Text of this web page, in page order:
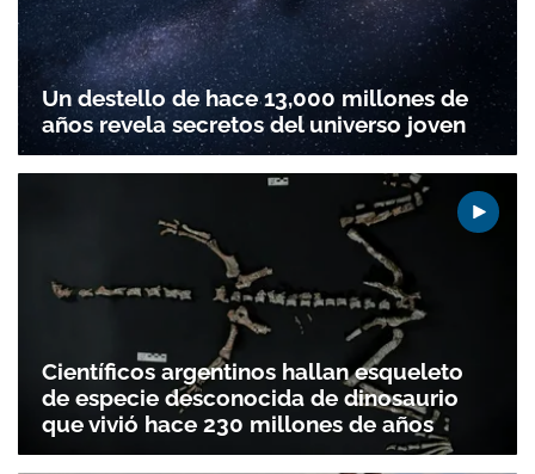
Un destello de hace 13,000 millones de
años revela secretos del universo joven
Científicos argentinos hallan esqueleto
de especie desconocida de dinosaurio
que vivió hace 230 millones de años